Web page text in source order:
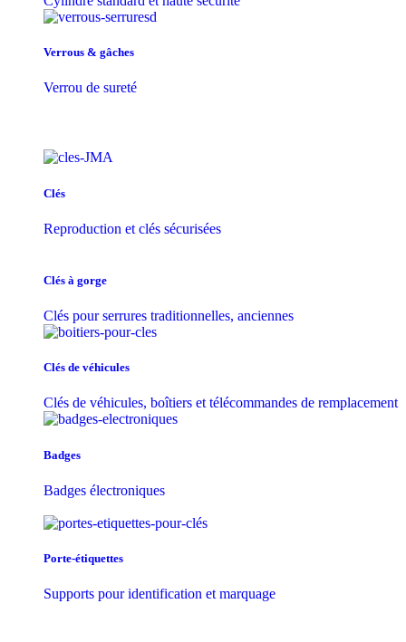
Verrous & gâches
Verrou de sureté
Clés
Reproduction et clés sécurisées
Clés à gorge
Clés pour serrures traditionnelles, anciennes
Clés de véhicules
Clés de véhicules, boîtiers et télécommandes de remplacement
Badges
Badges électroniques
Porte-étiquettes
Supports pour identification et marquage